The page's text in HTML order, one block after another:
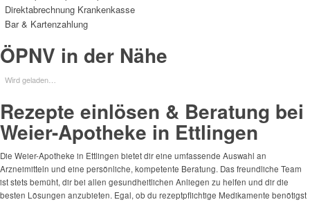
Direktabrechnung Krankenkasse
Bar & Kartenzahlung
ÖPNV in der Nähe
Wird geladen…
Rezepte einlösen & Beratung bei
Weier-Apotheke in Ettlingen
Die Weier-Apotheke in Ettlingen bietet dir eine umfassende Auswahl an
Arzneimitteln und eine persönliche, kompetente Beratung. Das freundliche Team
ist stets bemüht, dir bei allen gesundheitlichen Anliegen zu helfen und dir die
besten Lösungen anzubieten. Egal, ob du rezeptpflichtige Medikamente benötigst